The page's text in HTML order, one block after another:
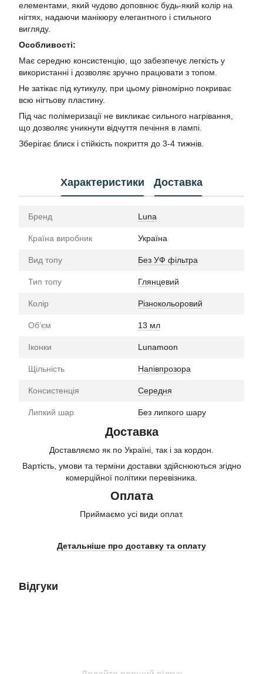
елементами, який чудово доповнює будь-який колір на
нігтях, надаючи манікюру елегантного і стильного
вигляду.
Особливості:
Має середню консистенцію, що забезпечує легкість у
використанні і дозволяє зручно працювати з топом.
Не затікає під кутикулу, при цьому рівномірно покриває
всю нігтьову пластину.
Під час полімеризації не викликає сильного нагрівання,
що дозволяє уникнути відчуття печіння в лампі.
Зберігає блиск і стійкість покриття до 3-4 тижнів.
Характеристики Доставка
Бренд Luna
Країна виробник Україна
Вид топу Без УФ фільтра
Тип топу Глянцевий
Колір Різнокольоровий
Обʼєм 13 мл
Іконки Lunamoon
Щільність Напівпрозора
Консистенція Середня
Липкий шар Без липкого шару
Доставка
Доставляємо як по Україні, так і за кордон.
Вартість, умови та терміни доставки здійснюються згідно
комерційної політики перевізника.
Оплата
Приймаємо усі види оплат.
Детальніше про доставку та оплату
Відгуки